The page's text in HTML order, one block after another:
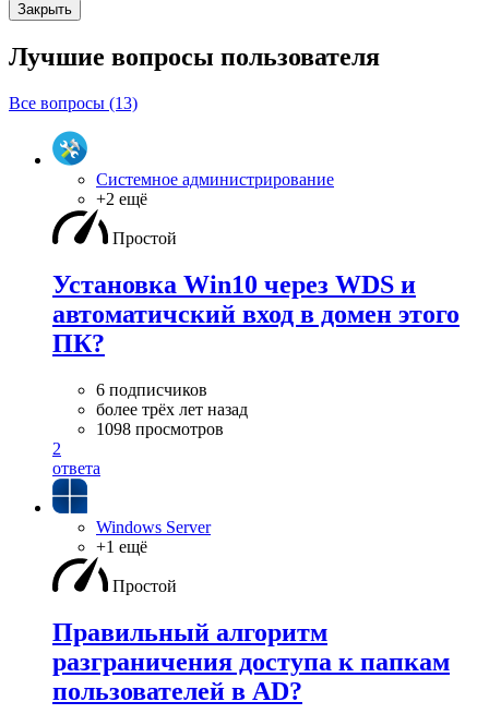
Закрыть
Лучшие вопросы пользователя
Все вопросы (13)
Системное администрирование
+2 ещё
Простой
Установка Win10 через WDS и
автоматичский вход в домен этого
ПК?
6 подписчиков
более трёх лет назад
1098 просмотров
2
ответа
Windows Server
+1 ещё
Простой
Правильный алгоритм
разграничения доступа к папкам
пользователей в AD?